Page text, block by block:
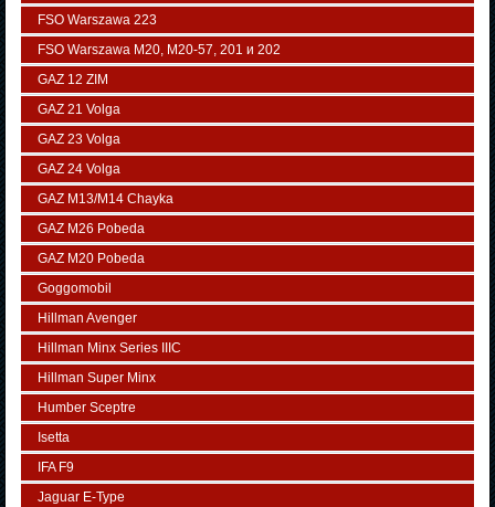
FSO Warszawa 223
FSO Warszawa М20, M20-57, 201 и 202
GAZ 12 ZIM
GAZ 21 Volga
GAZ 23 Volga
GAZ 24 Volga
GAZ M13/M14 Chayka
GAZ M26 Pobeda
GAZ М20 Pobeda
Goggomobil
Hillman Avenger
Hillman Minx Series IIIC
Hillman Super Minx
Humber Sceptre
Isetta
IFA F9
Jaguar E-Type